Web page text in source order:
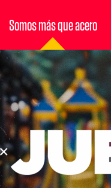
Somos más que acero